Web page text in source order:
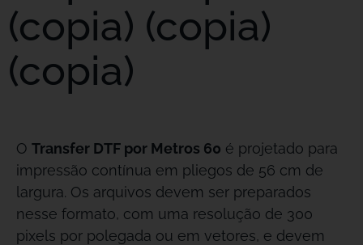
(copia) (copia)
(copia)
O Transfer DTF por Metros 60 é projetado para
impressão contínua em pliegos de 56 cm de
largura. Os arquivos devem ser preparados
nesse formato, com uma resolução de 300
pixels por polegada ou em vetores, e devem